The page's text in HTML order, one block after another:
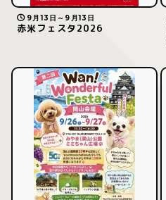
9月13日～9月13日
赤米フェスタ2026